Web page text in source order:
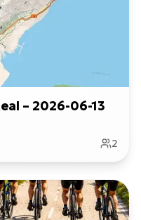
– 2026-06-13
2